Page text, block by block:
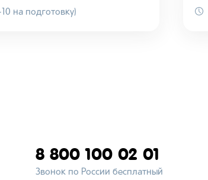
на подготовку)
8 800 100 02 01
Звонок по России бесплатный